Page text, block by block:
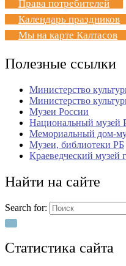
Права потребителей
Календарь праздников
Мы на карте Калтасов
Полезные ссылки
Министерство
Министерство
Музеи России
Национальный музей
Мемориальный дом-
Музеи, библиотеки РБ
Краеведческий музей
Найти на сайте
Search for:
Статистика сайта